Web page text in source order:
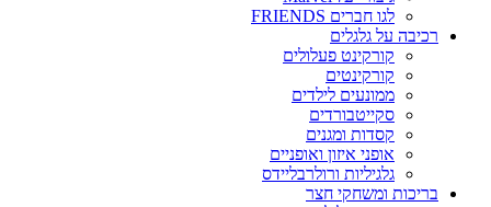
לגו חברים FRIENDS
רכיבה על גלגלים
קורקינט פעלולים
קורקינטים
ממונעים לילדים
סקייטבורדים
קסדות ומגנים
אופני איזון ואופניים
גלגיליות ורולרבליידס
בריכות ומשחקי חצר